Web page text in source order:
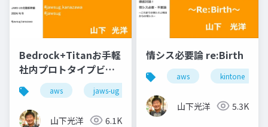
Bedrock+Titanお手軽
社内プロトタイプビル
ディングaws jaws-ug
山下光洋 6.1K
情シス必要論 re:Birth
aws kintone
山下光洋 5.3K